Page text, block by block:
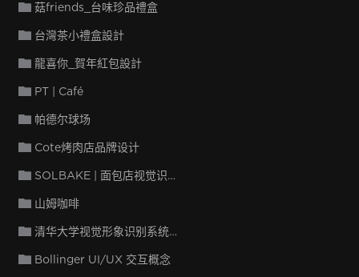
菇friends_台味珍品禮盒
台灣茶小禮盒設計
龍喜你_賀年紅包設計
PT | Café
帕德尔球场
Cote烤肉店品牌设计
SOLBAKE | 面包店视觉识别设计
山姆咖啡
清华大学视觉形象识别系统手册
Bollinger UI/UX 交互概念